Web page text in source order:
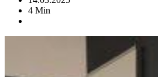
4 Min